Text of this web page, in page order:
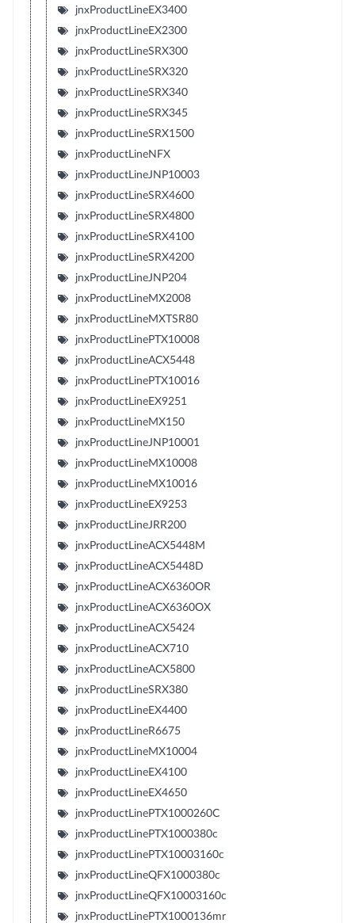
jnxProductLineEX3400
jnxProductLineEX2300
jnxProductLineSRX300
jnxProductLineSRX320
jnxProductLineSRX340
jnxProductLineSRX345
jnxProductLineSRX1500
jnxProductLineNFX
jnxProductLineJNP10003
jnxProductLineSRX4600
jnxProductLineSRX4800
jnxProductLineSRX4100
jnxProductLineSRX4200
jnxProductLineJNP204
jnxProductLineMX2008
jnxProductLineMXTSR80
jnxProductLinePTX10008
jnxProductLineACX5448
jnxProductLinePTX10016
jnxProductLineEX9251
jnxProductLineMX150
jnxProductLineJNP10001
jnxProductLineMX10008
jnxProductLineMX10016
jnxProductLineEX9253
jnxProductLineJRR200
jnxProductLineACX5448M
jnxProductLineACX5448D
jnxProductLineACX6360OR
jnxProductLineACX6360OX
jnxProductLineACX5424
jnxProductLineACX710
jnxProductLineACX5800
jnxProductLineSRX380
jnxProductLineEX4400
jnxProductLineR6675
jnxProductLineMX10004
jnxProductLineEX4100
jnxProductLineEX4650
jnxProductLinePTX1000260C
jnxProductLinePTX1000380c
jnxProductLinePTX10003160c
jnxProductLineQFX1000380c
jnxProductLineQFX10003160c
jnxProductLinePTX1000136mr